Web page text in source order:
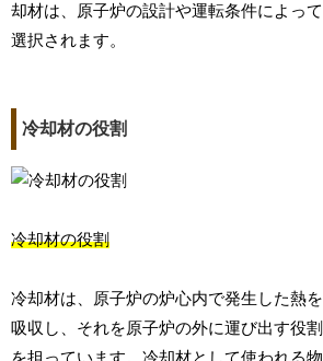
却材は、原子炉の設計や運転条件によって
選択されます。
冷却材の役割
冷却材の役割
冷却材は、原子炉の炉心内で発生した熱を
吸収し、それを原子炉の外に運び出す役割